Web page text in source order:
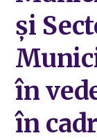
și
în
în